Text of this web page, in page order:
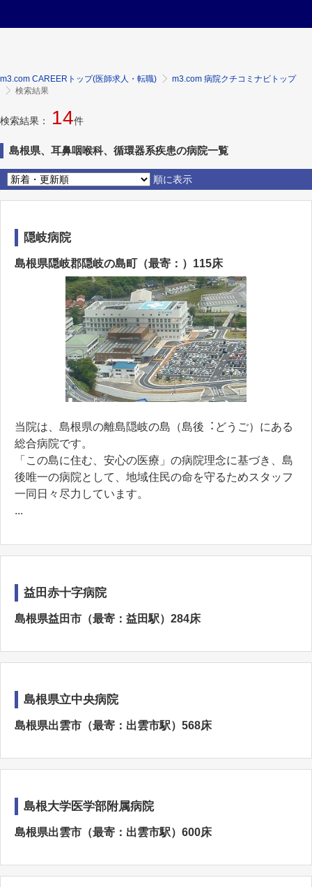
m3.com CAREERトップ(医師求人・転職)
m3.com 病院クチコミナビトップ
検索結果
検索結果： 14件
島根県、耳鼻咽喉科、循環器系疾患の病院一覧
順に表示
隠岐病院
島根県隠岐郡隠岐の島町（最寄：）115床
当院は、島根県の離島隠岐の島（島後︓どうご）にある
総合病院です。
「この島に住む、安⼼の医療」の病院理念に基づき、島
後唯⼀の病院として、地域住⺠の命を守るためスタッフ
⼀同⽇々尽⼒しています。
...
益田赤十字病院
島根県益田市（最寄：益田駅）284床
島根県立中央病院
島根県出雲市（最寄：出雲市駅）568床
島根大学医学部附属病院
島根県出雲市（最寄：出雲市駅）600床